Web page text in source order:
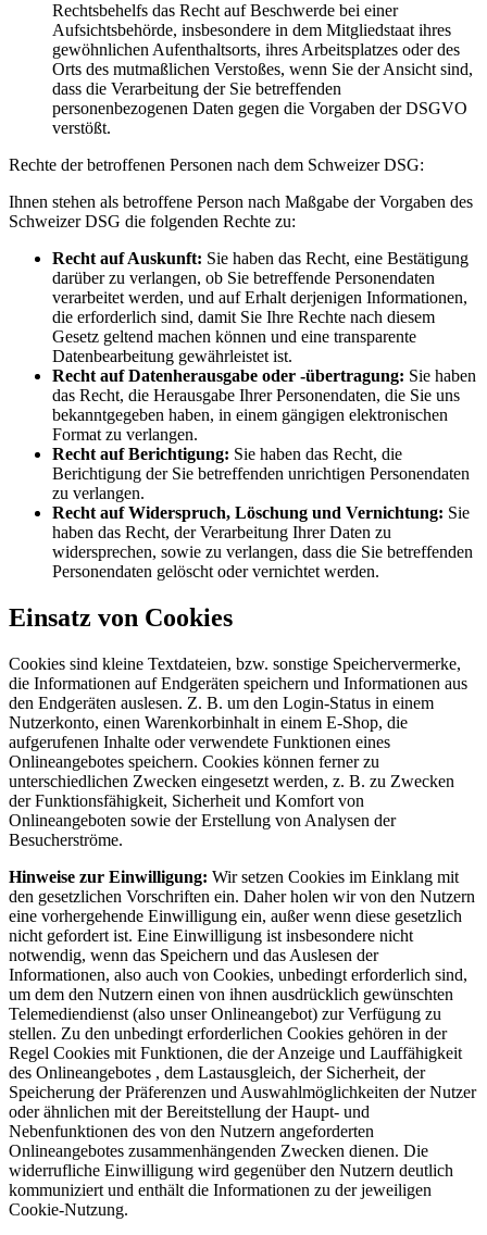
Rechtsbehelfs das Recht auf Beschwerde bei einer
Aufsichtsbehörde, insbesondere in dem Mitgliedstaat ihres
gewöhnlichen Aufenthaltsorts, ihres Arbeitsplatzes oder des
Orts des mutmaßlichen Verstoßes, wenn Sie der Ansicht sind,
dass die Verarbeitung der Sie betreffenden
personenbezogenen Daten gegen die Vorgaben der DSGVO
verstößt.
Rechte der betroffenen Personen nach dem Schweizer DSG:
Ihnen stehen als betroffene Person nach Maßgabe der Vorgaben des
Schweizer DSG die folgenden Rechte zu:
Recht auf Auskunft: Sie haben das Recht, eine Bestätigung
darüber zu verlangen, ob Sie betreffende Personendaten
verarbeitet werden, und auf Erhalt derjenigen Informationen,
die erforderlich sind, damit Sie Ihre Rechte nach diesem
Gesetz geltend machen können und eine transparente
Datenbearbeitung gewährleistet ist.
Recht auf Datenherausgabe oder -übertragung: Sie haben
das Recht, die Herausgabe Ihrer Personendaten, die Sie uns
bekanntgegeben haben, in einem gängigen elektronischen
Format zu verlangen.
Recht auf Berichtigung: Sie haben das Recht, die
Berichtigung der Sie betreffenden unrichtigen Personendaten
zu verlangen.
Recht auf Widerspruch, Löschung und Vernichtung: Sie
haben das Recht, der Verarbeitung Ihrer Daten zu
widersprechen, sowie zu verlangen, dass die Sie betreffenden
Personendaten gelöscht oder vernichtet werden.
Einsatz von Cookies
Cookies sind kleine Textdateien, bzw. sonstige Speichervermerke,
die Informationen auf Endgeräten speichern und Informationen aus
den Endgeräten auslesen. Z. B. um den Login-Status in einem
Nutzerkonto, einen Warenkorbinhalt in einem E-Shop, die
aufgerufenen Inhalte oder verwendete Funktionen eines
Onlineangebotes speichern. Cookies können ferner zu
unterschiedlichen Zwecken eingesetzt werden, z. B. zu Zwecken
der Funktionsfähigkeit, Sicherheit und Komfort von
Onlineangeboten sowie der Erstellung von Analysen der
Besucherströme.
Hinweise zur Einwilligung: Wir setzen Cookies im Einklang mit
den gesetzlichen Vorschriften ein. Daher holen wir von den Nutzern
eine vorhergehende Einwilligung ein, außer wenn diese gesetzlich
nicht gefordert ist. Eine Einwilligung ist insbesondere nicht
notwendig, wenn das Speichern und das Auslesen der
Informationen, also auch von Cookies, unbedingt erforderlich sind,
um dem den Nutzern einen von ihnen ausdrücklich gewünschten
Telemediendienst (also unser Onlineangebot) zur Verfügung zu
stellen. Zu den unbedingt erforderlichen Cookies gehören in der
Regel Cookies mit Funktionen, die der Anzeige und Lauffähigkeit
des Onlineangebotes , dem Lastausgleich, der Sicherheit, der
Speicherung der Präferenzen und Auswahlmöglichkeiten der Nutzer
oder ähnlichen mit der Bereitstellung der Haupt- und
Nebenfunktionen des von den Nutzern angeforderten
Onlineangebotes zusammenhängenden Zwecken dienen. Die
widerrufliche Einwilligung wird gegenüber den Nutzern deutlich
kommuniziert und enthält die Informationen zu der jeweiligen
Cookie-Nutzung.